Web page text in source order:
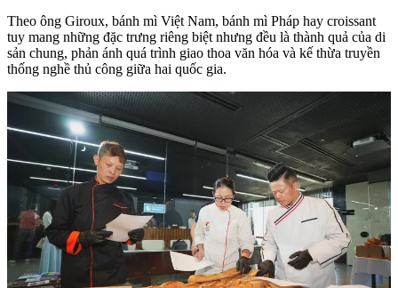
Theo ông Giroux, bánh mì Việt Nam, bánh mì Pháp hay croissant
tuy mang những đặc trưng riêng biệt nhưng đều là thành quả của di
sản chung, phản ánh quá trình giao thoa văn hóa và kế thừa truyền
thống nghề thủ công giữa hai quốc gia.